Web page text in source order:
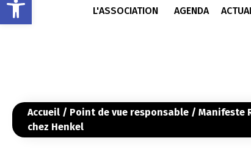
L'ASSOCIATION AGENDA
Accueil / Point de vue responsable / Manifeste
chez Henkel